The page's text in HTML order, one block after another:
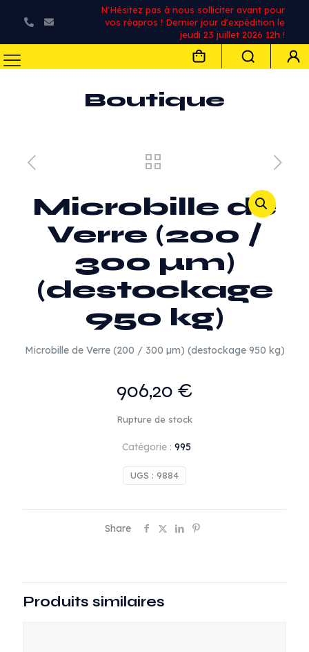
N'Hésitez pas à nous solliciter avant pour
vos réapros ! Dernier jour d'expédition le
jeudi 23 juillet 2026 12h !
Boutique
Microbille de
Verre (200 /
300 µm)
(destockage
950 kg)
Microbille de Verre (200 / 300 µm) (destockage 950 kg)
906,20€
Rupture de stock
UGS : 9884
Catégorie : 995
Share
Produits similaires